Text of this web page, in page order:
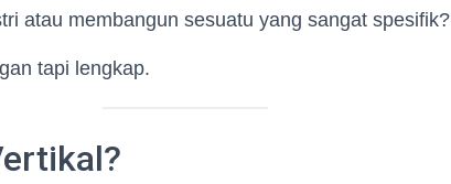
atau membangun sesuatu yang sangat spesifik?
tapi lengkap.